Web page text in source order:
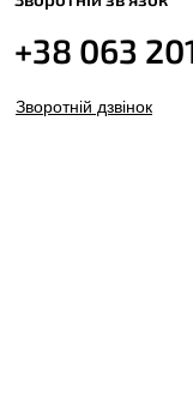
+38 063
Зворотній дзвінок